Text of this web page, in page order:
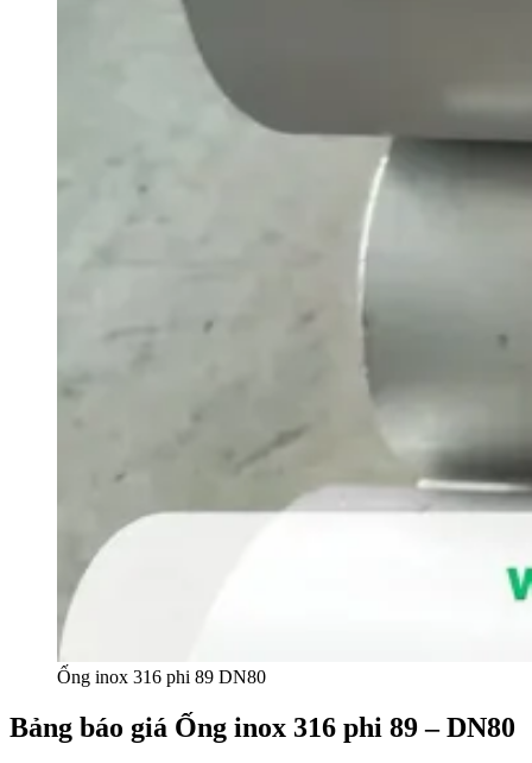
Ống inox 316 phi 89 DN80
Bảng báo giá Ống inox 316 phi 89 – DN80